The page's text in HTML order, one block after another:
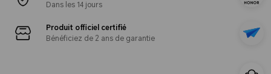
Dans les 14 jours
Produit officiel certifié
Bénéficiez de 2 ans de garantie